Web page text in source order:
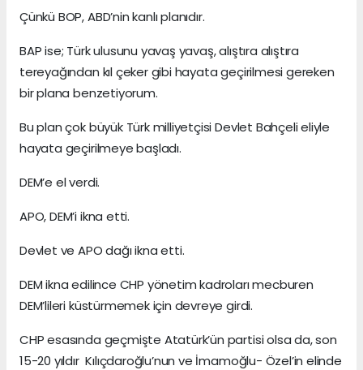
Çünkü BOP, ABD’nin kanlı planıdır.
BAP ise; Türk ulusunu yavaş yavaş, alıştıra alıştıra
tereyağından kıl çeker gibi hayata geçirilmesi gereken
bir plana benzetiyorum.
Bu plan çok büyük Türk milliyetçisi Devlet Bahçeli eliyle
hayata geçirilmeye başladı.
DEM’e el verdi.
APO, DEM’i ikna etti.
Devlet ve APO dağı ikna etti.
DEM ikna edilince CHP yönetim kadroları mecburen
DEM’lileri küstürmemek için devreye girdi.
CHP esasında geçmişte Atatürk’ün partisi olsa da, son
15-20 yıldır Kılıçdaroğlu’nun ve İmamoğlu- Özel’in elinde